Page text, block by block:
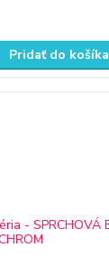
Pridať do košíka